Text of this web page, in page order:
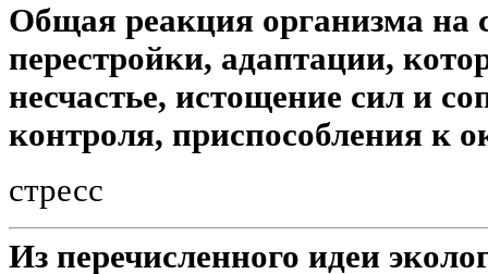
Общая реакция организма
перестройки, адаптации,
несчастье, истощение сил и
контроля, приспособления к
стресс
Из перечисленного идеи